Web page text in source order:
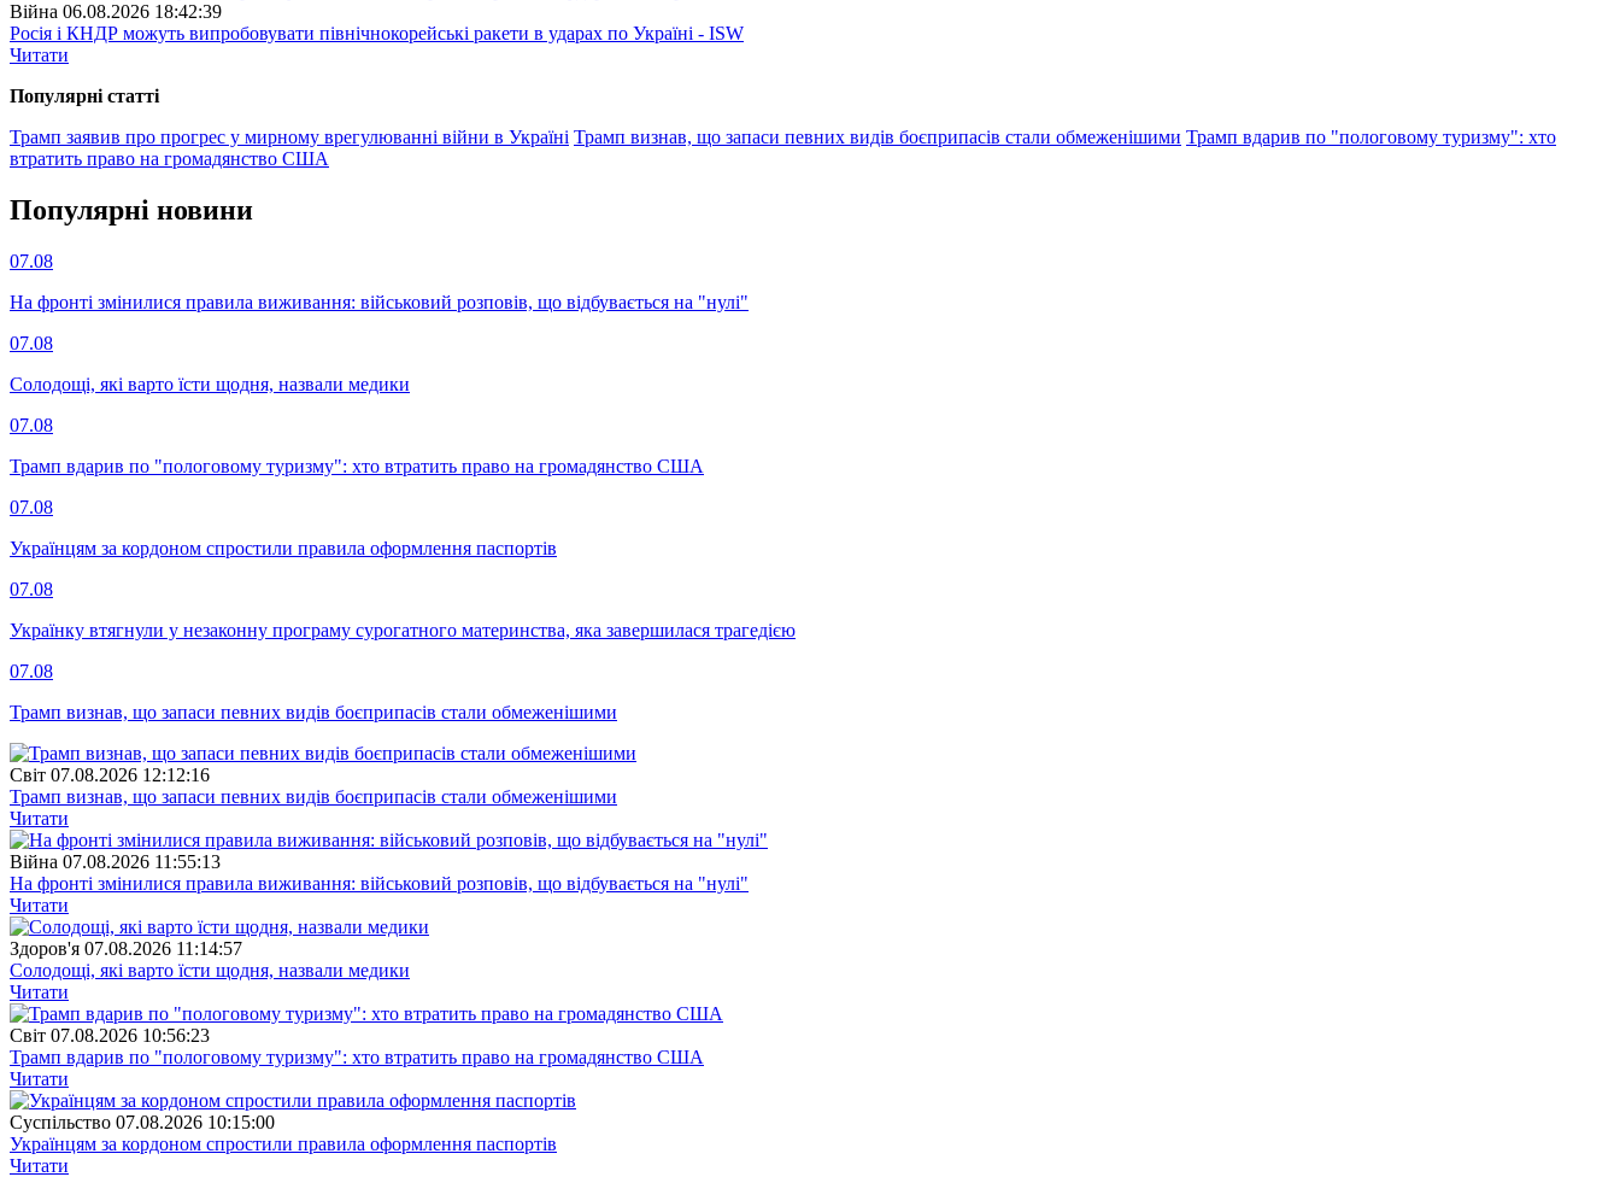
Війна 06.08.2026 18:42:39
Росія і КНДР можуть випробовувати північнокорейські ракети в ударах по Україні - ISW
Читати
Популярнi статтi
Трамп заявив про прогрес у мирному врегулюванні війни в Україні Трамп визнав, що запаси певних видів боєприпасів стали обмеженішими Трамп вдарив по "пологовому туризму": хто
втратить право на громадянство США
Популярнi новини
07.08
На фронті змінилися правила виживання: військовий розповів, що відбувається на "нулі"
07.08
Солодощі, які варто їсти щодня, назвали медики
07.08
Трамп вдарив по "пологовому туризму": хто втратить право на громадянство США
07.08
Українцям за кордоном спростили правила оформлення паспортів
07.08
Українку втягнули у незаконну програму сурогатного материнства, яка завершилася трагедією
07.08
Трамп визнав, що запаси певних видів боєприпасів стали обмеженішими
Свiт 07.08.2026 12:12:16
Трамп визнав, що запаси певних видів боєприпасів стали обмеженішими
Читати
Війна 07.08.2026 11:55:13
На фронті змінилися правила виживання: військовий розповів, що відбувається на "нулі"
Читати
Здоров'я 07.08.2026 11:14:57
Солодощі, які варто їсти щодня, назвали медики
Читати
Свiт 07.08.2026 10:56:23
Трамп вдарив по "пологовому туризму": хто втратить право на громадянство США
Читати
Суспiльство 07.08.2026 10:15:00
Українцям за кордоном спростили правила оформлення паспортів
Читати